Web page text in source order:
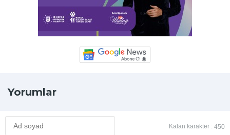
Yorumlar
Kalan karakter : 450